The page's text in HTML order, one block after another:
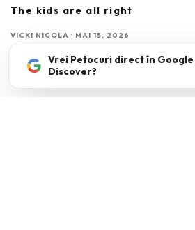
The kids are all right
VICKI NICOLA · MAI 15, 2026
Cum comunici cu tinerii din ziua de azi?
intrebare urmeaza de cele mai
Vrei Petocuri direct în Google
Discover?